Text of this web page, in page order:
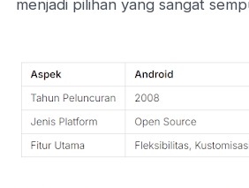
menjadi pilihan yang sangat